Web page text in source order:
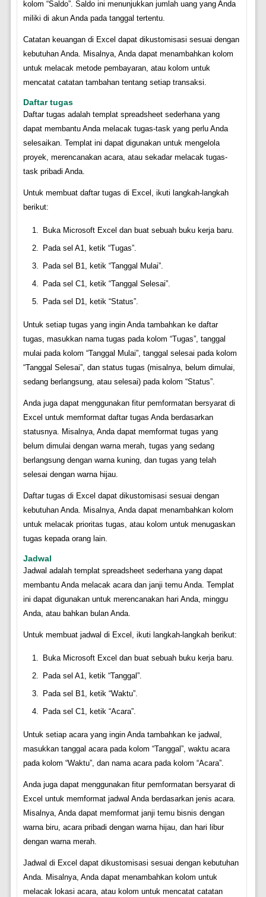
kolom “Saldo”. Saldo ini menunjukkan jumlah uang yang Anda
miliki di akun Anda pada tanggal tertentu.
Catatan keuangan di Excel dapat dikustomisasi sesuai dengan
kebutuhan Anda. Misalnya, Anda dapat menambahkan kolom
untuk melacak metode pembayaran, atau kolom untuk
mencatat catatan tambahan tentang setiap transaksi.
Daftar tugas
Daftar tugas adalah templat spreadsheet sederhana yang
dapat membantu Anda melacak tugas-task yang perlu Anda
selesaikan. Templat ini dapat digunakan untuk mengelola
proyek, merencanakan acara, atau sekadar melacak tugas-
task pribadi Anda.
Untuk membuat daftar tugas di Excel, ikuti langkah-langkah
berikut:
Buka Microsoft Excel dan buat sebuah buku kerja baru.
Pada sel A1, ketik “Tugas”.
Pada sel B1, ketik “Tanggal Mulai”.
Pada sel C1, ketik “Tanggal Selesai”.
Pada sel D1, ketik “Status”.
Untuk setiap tugas yang ingin Anda tambahkan ke daftar
tugas, masukkan nama tugas pada kolom “Tugas”, tanggal
mulai pada kolom “Tanggal Mulai”, tanggal selesai pada kolom
“Tanggal Selesai”, dan status tugas (misalnya, belum dimulai,
sedang berlangsung, atau selesai) pada kolom “Status”.
Anda juga dapat menggunakan fitur pemformatan bersyarat di
Excel untuk memformat daftar tugas Anda berdasarkan
statusnya. Misalnya, Anda dapat memformat tugas yang
belum dimulai dengan warna merah, tugas yang sedang
berlangsung dengan warna kuning, dan tugas yang telah
selesai dengan warna hijau.
Daftar tugas di Excel dapat dikustomisasi sesuai dengan
kebutuhan Anda. Misalnya, Anda dapat menambahkan kolom
untuk melacak prioritas tugas, atau kolom untuk menugaskan
tugas kepada orang lain.
Jadwal
Jadwal adalah templat spreadsheet sederhana yang dapat
membantu Anda melacak acara dan janji temu Anda. Templat
ini dapat digunakan untuk merencanakan hari Anda, minggu
Anda, atau bahkan bulan Anda.
Untuk membuat jadwal di Excel, ikuti langkah-langkah berikut:
Buka Microsoft Excel dan buat sebuah buku kerja baru.
Pada sel A1, ketik “Tanggal”.
Pada sel B1, ketik “Waktu”.
Pada sel C1, ketik “Acara”.
Untuk setiap acara yang ingin Anda tambahkan ke jadwal,
masukkan tanggal acara pada kolom “Tanggal”, waktu acara
pada kolom “Waktu”, dan nama acara pada kolom “Acara”.
Anda juga dapat menggunakan fitur pemformatan bersyarat di
Excel untuk memformat jadwal Anda berdasarkan jenis acara.
Misalnya, Anda dapat memformat janji temu bisnis dengan
warna biru, acara pribadi dengan warna hijau, dan hari libur
dengan warna merah.
Jadwal di Excel dapat dikustomisasi sesuai dengan kebutuhan
Anda. Misalnya, Anda dapat menambahkan kolom untuk
melacak lokasi acara, atau kolom untuk mencatat catatan